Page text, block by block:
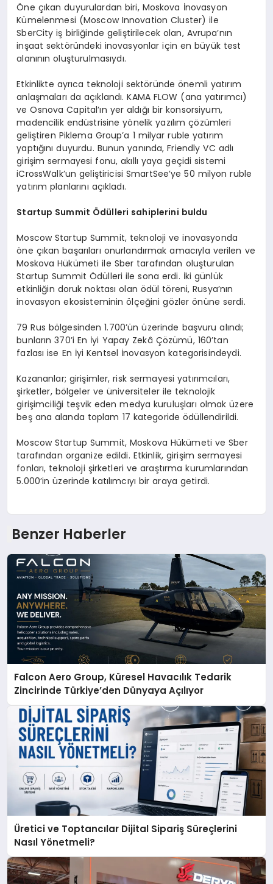
Öne çıkan duyurulardan biri, Moskova İnovasyon
Kümelenmesi (Moscow Innovation Cluster) ile
SberCity iş birliğinde geliştirilecek olan, Avrupa’nın
inşaat sektöründeki inovasyonlar için en büyük test
alanının oluşturulmasıydı.
Etkinlikte ayrıca teknoloji sektöründe önemli yatırım
anlaşmaları da açıklandı. KAMA FLOW (ana yatırımcı)
ve Osnova Capital’ın yer aldığı bir konsorsiyum,
madencilik endüstrisine yönelik yazılım çözümleri
geliştiren Piklema Group’a 1 milyar ruble yatırım
yaptığını duyurdu. Bunun yanında, Friendly VC adlı
girişim sermayesi fonu, akıllı yaya geçidi sistemi
iCrossWalk’un geliştiricisi SmartSee’ye 50 milyon ruble
yatırım planlarını açıkladı.
Startup Summit Ödülleri sahiplerini buldu
Moscow Startup Summit, teknoloji ve inovasyonda
öne çıkan başarıları onurlandırmak amacıyla verilen ve
Moskova Hükümeti ile Sber tarafından oluşturulan
Startup Summit Ödülleri ile sona erdi. İki günlük
etkinliğin doruk noktası olan ödül töreni, Rusya’nın
inovasyon ekosisteminin ölçeğini gözler önüne serdi.
79 Rus bölgesinden 1.700’ün üzerinde başvuru alındı;
bunların 370’i En İyi Yapay Zekâ Çözümü, 160’tan
fazlası ise En İyi Kentsel İnovasyon kategorisindeydi.
Kazananlar; girişimler, risk sermayesi yatırımcıları,
şirketler, bölgeler ve üniversiteler ile teknolojik
girişimciliği teşvik eden medya kuruluşları olmak üzere
beş ana alanda toplam 17 kategoride ödüllendirildi.
Moscow Startup Summit, Moskova Hükümeti ve Sber
tarafından organize edildi. Etkinlik, girişim sermayesi
fonları, teknoloji şirketleri ve araştırma kurumlarından
5.000’in üzerinde katılımcıyı bir araya getirdi.
Benzer Haberler
Falcon Aero Group, Küresel Havacılık Tedarik
Zincirinde Türkiye’den Dünyaya Açılıyor
Üretici ve Toptancılar Dijital Sipariş Süreçlerini
Nasıl Yönetmeli?